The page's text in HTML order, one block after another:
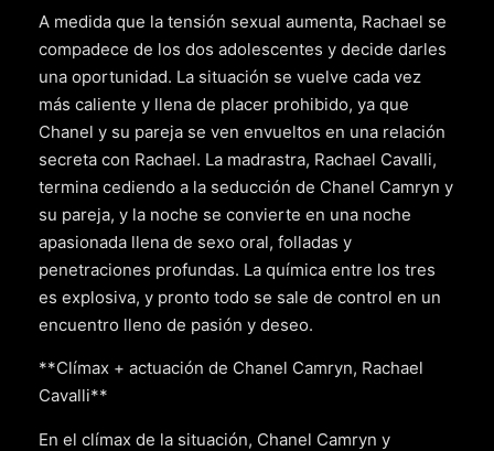
A medida que la tensión sexual aumenta, Rachael se
compadece de los dos adolescentes y decide darles
una oportunidad. La situación se vuelve cada vez
más caliente y llena de placer prohibido, ya que
Chanel y su pareja se ven envueltos en una relación
secreta con Rachael. La madrastra, Rachael Cavalli,
termina cediendo a la seducción de Chanel Camryn y
su pareja, y la noche se convierte en una noche
apasionada llena de sexo oral, folladas y
penetraciones profundas. La química entre los tres
es explosiva, y pronto todo se sale de control en un
encuentro lleno de pasión y deseo.
**Clímax + actuación de Chanel Camryn, Rachael
Cavalli**
En el clímax de la situación, Chanel Camryn y